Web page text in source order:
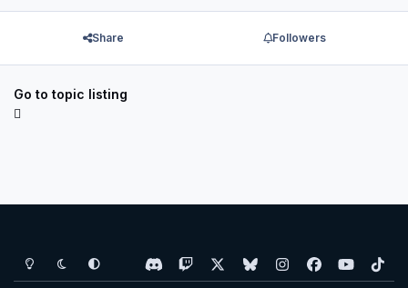
Share Followers
Go to topic listing
Light ModeDark ModeSystem Preference
d
i
w
b
l
n
a
y
o
i